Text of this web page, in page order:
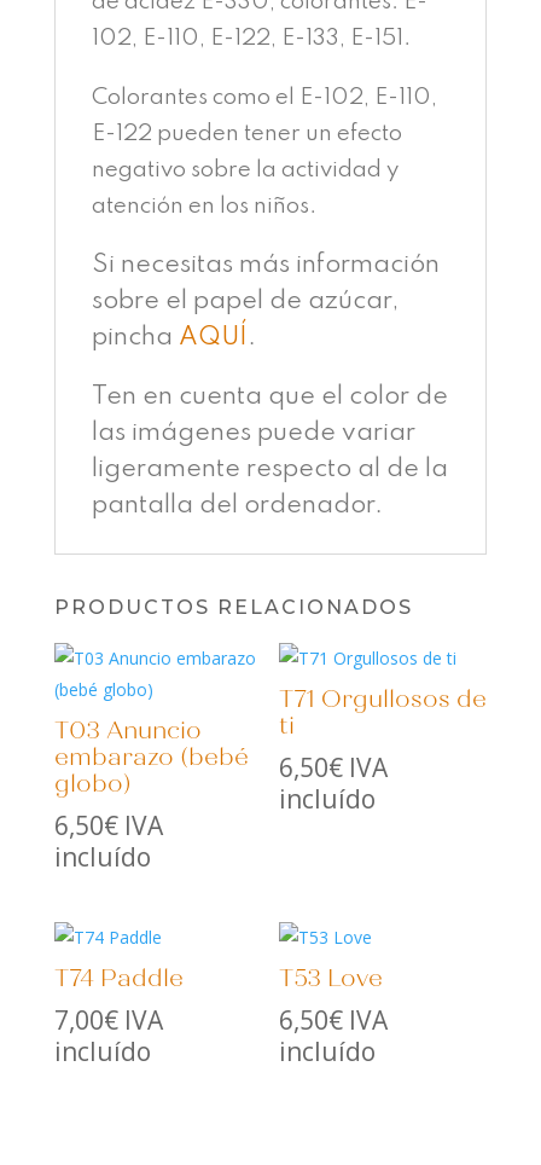
102, E-110, E-122, E-133, E-151.
Colorantes como el E-102, E-110,
E-122 pueden tener un efecto
negativo sobre la actividad y
atención en los niños.
Si necesitas más información
sobre el papel de azúcar,
pincha AQUÍ .
Ten en cuenta que el color de
las imágenes puede variar
ligeramente respecto al de la
pantalla del ordenador.
PRODUCTOS RELACIONADOS
T03 Anuncio
embarazo (bebé
globo)
6,50€ IVA
incluído
T71 Orgullosos de
ti
6,50€ IVA
incluído
T74 Paddle
7,00€ IVA
incluído
T53 Love
6,50€ IVA
incluído